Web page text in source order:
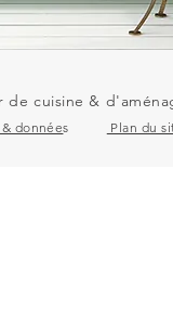
de cuisine &
données Plan du